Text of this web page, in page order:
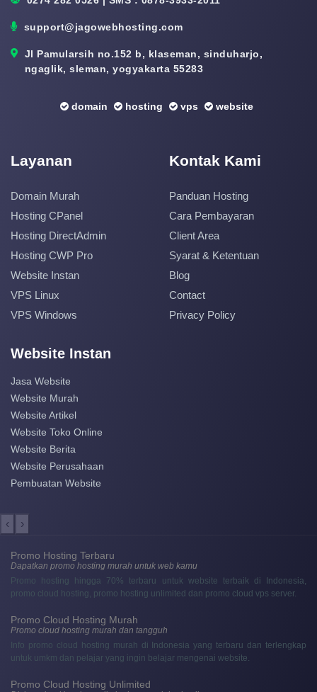
support@jagowebhosting.com
Jl Pamularsih no.152 b, klaseman, sinduharjo,
ngaglik, sleman, yogyakarta 55283
domain hosting vps website
Layanan
Domain Murah
Hosting CPanel
Hosting DirectAdmin
Hosting CWP Pro
Website Instan
VPS Linux
VPS Windows
Kontak Kami
Panduan Hosting
Cara Pembayaran
Client Area
Syarat & Ketentuan
Blog
Contact
Privacy Policy
Website Instan
Jasa Website
Website Murah
Website Artikel
Website Toko Online
Website Berita
Website Perusahaan
Pembuatan Website
‹ ›
Promo Hosting Terbaru
Dapatkan promo hosting murah untuk web kamu
Promo hosting hingga 70% terbaru untuk website terbaik di Indonesia,
promo cloud hosting, promo hosting unlimited dan promo cloud vps server.
Promo Cloud Hosting Murah
Promo cloud hosting murah dan tangguh
Info promo cloud hosting murah di Indonesia yang terbaru dan terlengkap
untuk umkm dan pelajar yang ingin belajar mengenai website.
Promo Cloud Hosting Unlimited